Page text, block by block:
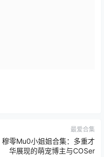
最爱合集
穆零Mu0小姐姐合集：多重才
华展现的萌宠博主与COSer